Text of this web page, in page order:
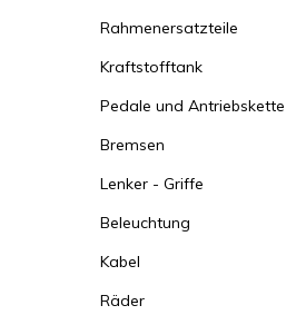
Rahmenersatzteile
Kraftstofftank
Pedale und Antriebskette
Bremsen
Lenker - Griffe
Beleuchtung
Kabel
Räder